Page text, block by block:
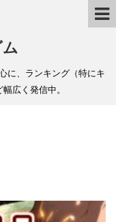
に、ランキング（特にキ
広く発信中。